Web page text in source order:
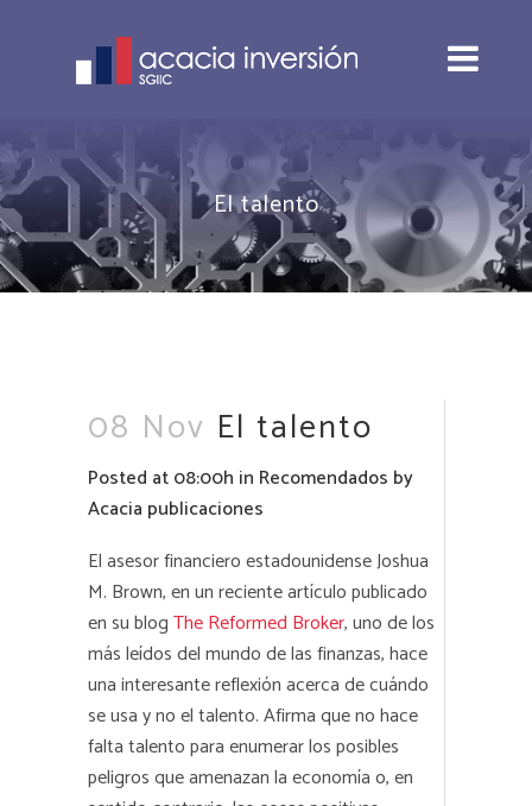
El talento
08 Nov El talento
Posted at 08:00h in Recomendados by
Acacia publicaciones
El asesor financiero estadounidense Joshua
M. Brown, en un reciente artículo publicado
en su blogThe Reformed Broker, uno de los
más leídos del mundo de las finanzas, hace
una interesante reflexión acerca de cuándo
se usa y no el talento. Afirma que no hace
falta talento para enumerar los posibles
peligros que amenazan la economía o, en